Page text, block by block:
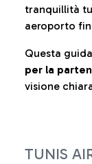
tranquillità
aeroporto
Questa
per la
visione
TUNIS